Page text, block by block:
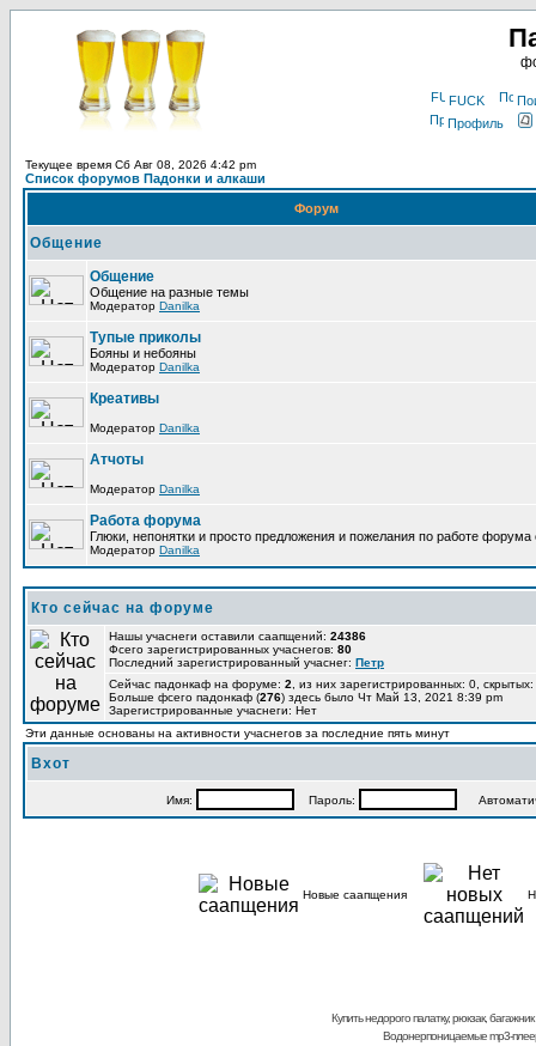
FUCK
Профиль
Текущее время Сб Авг 08, 2026 4:42 pm
Список форумов Падонки и алкаши
Форум
Общение
Общение
Общение на разные темы
Модератор Danilka
Тупые приколы
Бояны и небояны
Модератор Danilka
Креативы
Модератор Danilka
Атчоты
Модератор Danilka
Работа форума
Глюки, непонятки и просто предложения и пожелания по работе форума
Модератор Danilka
Кто сейчас на форуме
Нашы учаснеги оставили саапщений: 24386
Фсего зарегистрированных учаснегов: 80
Последний зарегистрированный учаснег: Петр
Сейчас падонкаф на форуме: 2 , из них зарегистрированных: 0,
Больше фсего падонкаф (276) здесь было Чт Май 13, 2021 8:39 pm
Зарегистрированные учаснеги: Нет
Эти данные основаны на активности учаснегов за последние пять минут
Вхот
Имя: Пароль:
Новые саапщения
Купить недорого палатку, рюкзак, багажник
Водонерпоницаемые mp3-